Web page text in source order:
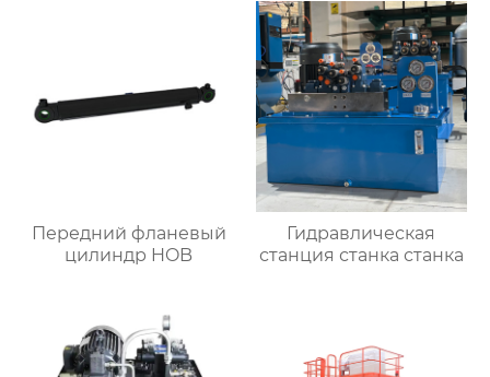
Передний фланевый
цилиндр HOB
Гидравлическая
станция станка станка